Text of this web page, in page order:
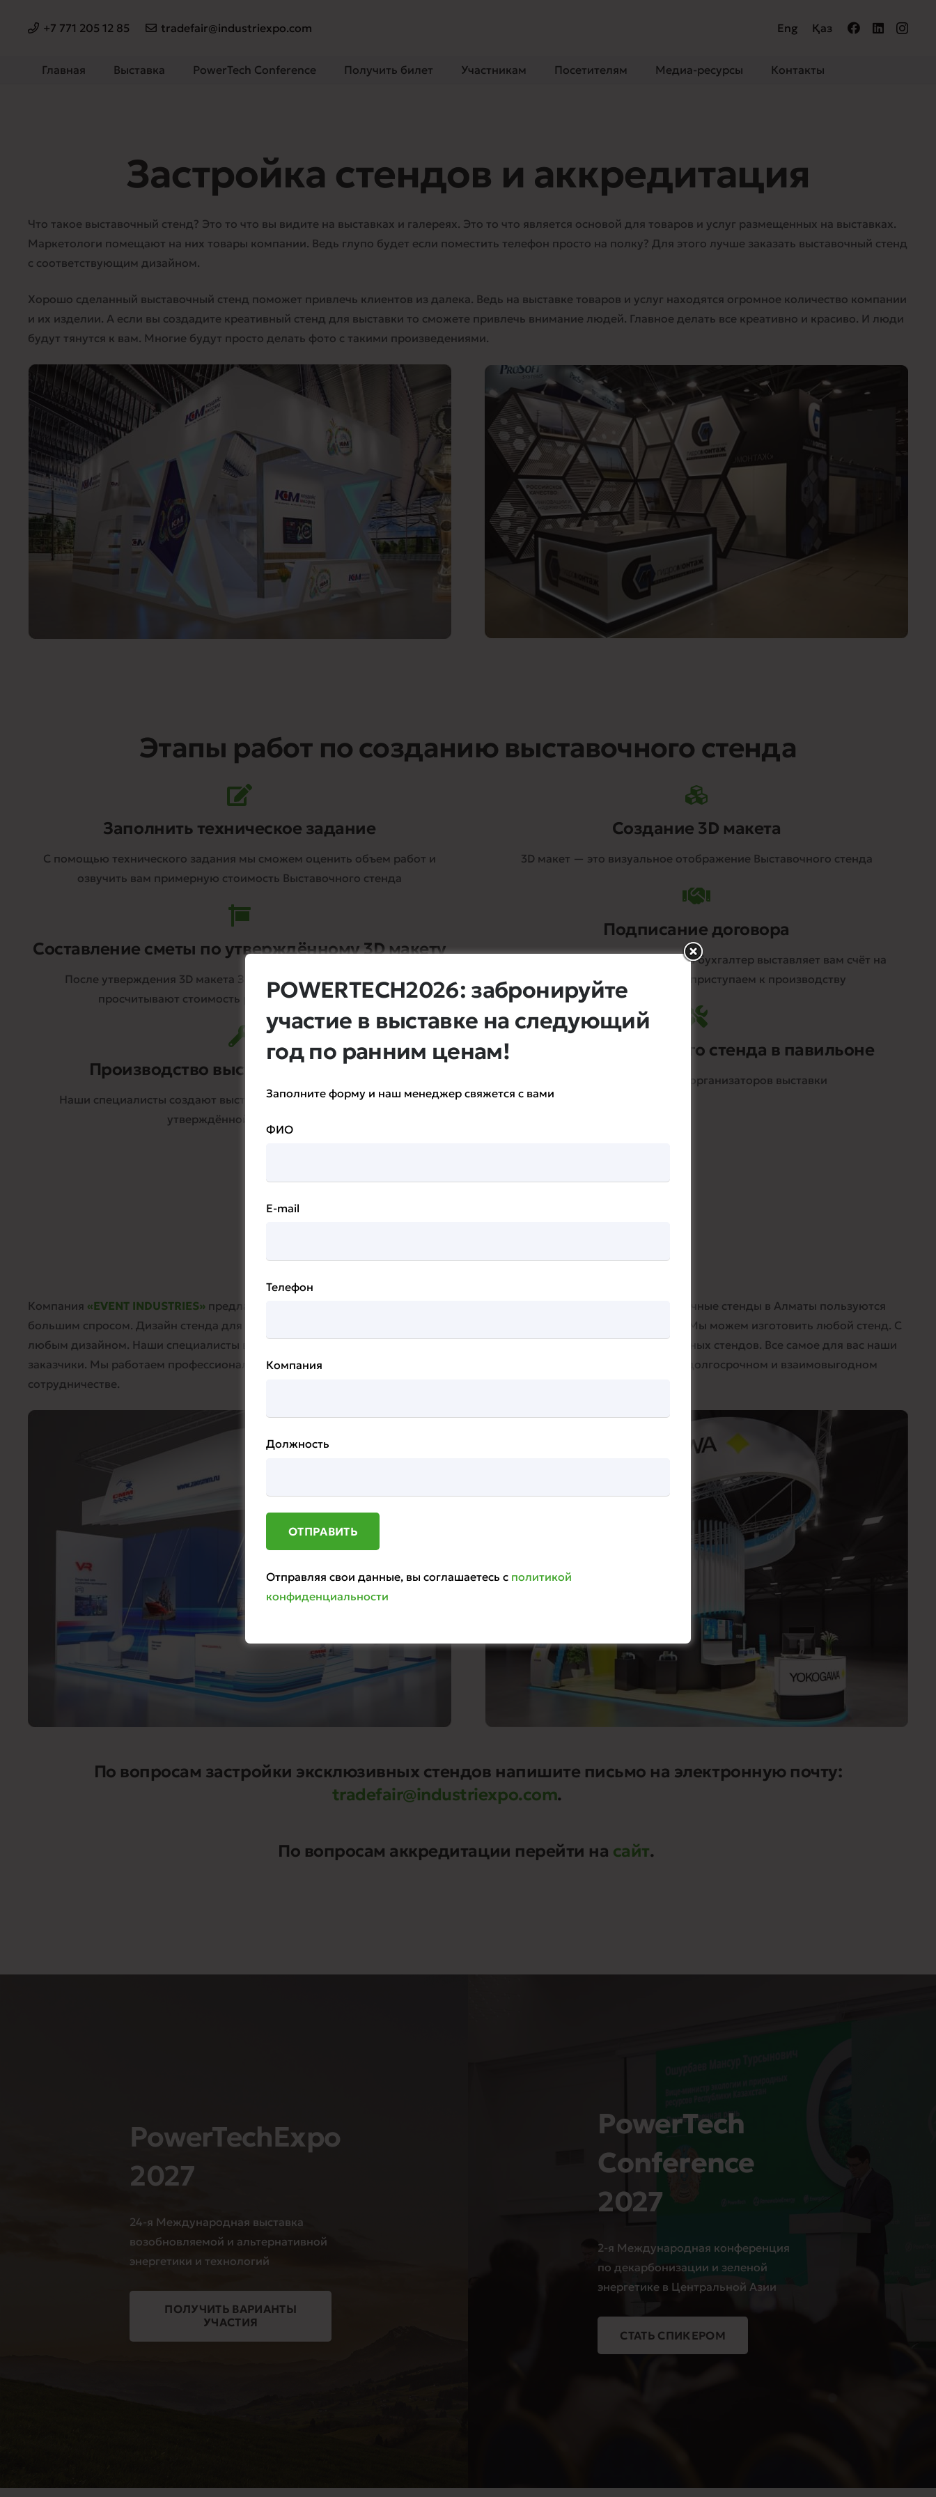
+7 771 205 12 85 tradefair@industriexpo.com Eng Қаз
Главная Выставка PowerTech Conference Получить билет Участникам Посетителям Медиа-ресурсы Контакты
Застройка стендов и аккредитация
Что такое выставочный стенд? Это то что вы видите на выставках и галереях. Это то что является основой для товаров и услуг размещенных на выставках.
Маркетологи помещают на них товары компании. Ведь глупо будет если поместить телефон просто на полку? Для этого лучше заказать выставочный стенд
с соответствующим дизайном.
Хорошо сделанный выставочный стенд поможет привлечь клиентов из далека. Ведь на выставке товаров и услуг находятся огромное количество компании
и их изделии. А если вы создадите креативный стенд для выставки то сможете привлечь внимание людей. Главное делать все креативно и красиво. И люди
будут тянутся к вам. Многие будут просто делать фото с такими произведениями.
Этапы работ по созданию выставочного стенда
Заполнить техническое задание
С помощью технического задания мы сможем оценить объем работ и
озвучить вам примерную стоимость Выставочного стенда
Составление сметы по утверждённому 3D макету
После утверждения 3D макета Заказчиком, наши специалисты
просчитывают стоимость работ и составляют смет
Производство выставочного стенда
Наши специалисты создают выставочный стенд строго согласно
утверждённой 3D модели
Создание 3D макета
3D макет — это визуальное отображение Выставочного стенда
Подписание договора
После подписания договора, наш бухгалтер выставляет вам счёт на
оплату, после оплаты мы приступаем к производству
Монтаж выставочного стенда в павильоне
По всем требованиям организаторов выставки
Выставочные стенды в Алматы
Компания «EVENT INDUSTRIES» предлагает вашему вниманию качественные стенды по лучшим ценам! Наши выставочные стенды в Алматы пользуются
большим спросом. Дизайн стенда для выставки может быть любой. Это обговаривается в индивидуальном порядке. Мы можем изготовить любой стенд. С
любым дизайном. Наши специалисты всегда рады предложить Вам самые уникальные идеи по реализации современных стендов. Все самое для вас наши
заказчики. Мы работаем профессионально, наши клиенты становятся надёжными партнёрами, мы заинтересованы в долгосрочном и взаимовыгодном
сотрудничестве.
По вопросам застройки эксклюзивных стендов напишите письмо на электронную почту:
tradefair@industriexpo.com.
По вопросам аккредитации перейти на сайт.
PowerTechExpo
2027
24-я Международная выставка
возобновляемой и альтернативной
энергетики и технологий
ПОЛУЧИТЬ ВАРИАНТЫ
УЧАСТИЯ
PowerTech
Conference
2027
2-я Международная конференция
по декарбонизации и зеленой
энергетике в Центральной Азии
СТАТЬ СПИКЕРОМ
POWERTECH2026: забронируйте
участие в выставке на следующий
год по ранним ценам!
Заполните форму и наш менеджер свяжется с вами
ФИО
E-mail
Телефон
Компания
Должность
Отправляя свои данные, вы соглашаетесь с политикой
конфиденциальности